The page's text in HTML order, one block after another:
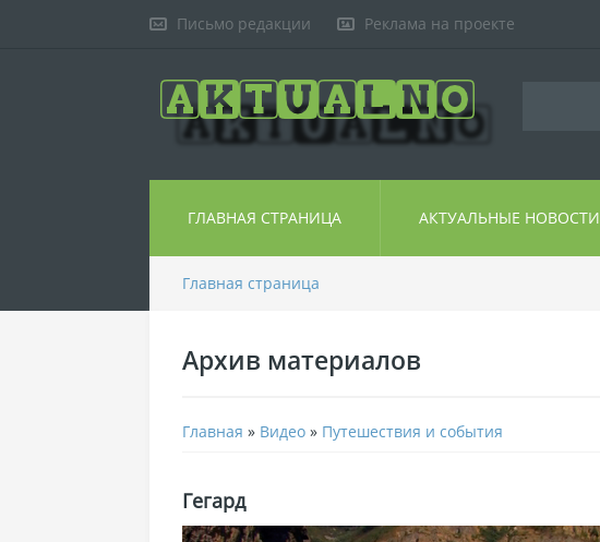
Письмо редакции Реклама на проекте
ГЛАВНАЯ СТРАНИЦА АКТУАЛЬНЫЕ НОВОСТИ
Главная страница
Архив материалов
Главная » Видео » Путешествия и события
Гегард